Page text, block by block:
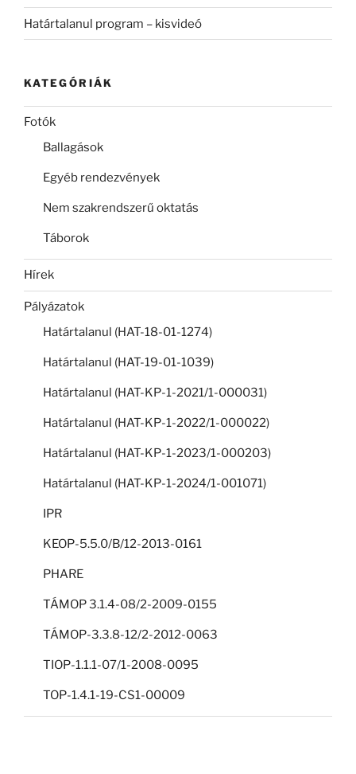
Határtalanul program – kisvideó
KATEGÓRIÁK
Fotók
Ballagások
Egyéb rendezvények
Nem szakrendszerű oktatás
Táborok
Hírek
Pályázatok
Határtalanul (HAT-18-01-1274)
Határtalanul (HAT-19-01-1039)
Határtalanul (HAT-KP-1-2021/1-000031)
Határtalanul (HAT-KP-1-2022/1-000022)
Határtalanul (HAT-KP-1-2023/1-000203)
Határtalanul (HAT-KP-1-2024/1-001071)
IPR
KEOP-5.5.0/B/12-2013-0161
PHARE
TÁMOP 3.1.4-08/2-2009-0155
TÁMOP-3.3.8-12/2-2012-0063
TIOP-1.1.1-07/1-2008-0095
TOP-1.4.1-19-CS1-00009